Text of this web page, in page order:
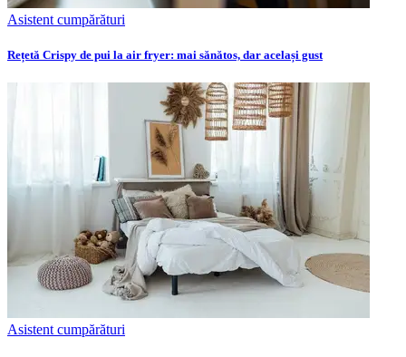
Asistent cumpărături
Rețetă Crispy de pui la air fryer: mai sănătos, dar același gust
Asistent cumpărături